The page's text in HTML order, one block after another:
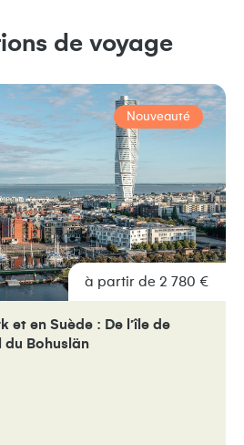
de voyage
Nouveauté
à partir de 2 780 €
et en Suède : De l’île de
du Bohuslän